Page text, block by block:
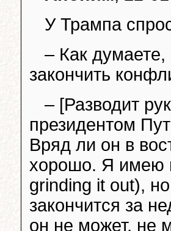
У Трампа
– Как думаете,
закончить
– [Разводит
президентом
Вряд ли он в
хорошо. Я имею
grinding it out),
закончится за
он не может, не